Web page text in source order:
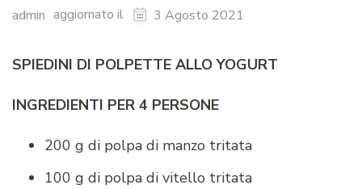
admin aggiornato il 3 Agosto 2021
SPIEDINI DI POLPETTE ALLO YOGURT
INGREDIENTI PER 4 PERSONE
200 g di polpa di manzo tritata
100 g di polpa di vitello tritata